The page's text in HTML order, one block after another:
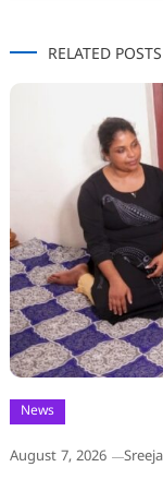
RELATED POSTS
News
August 7, 2026